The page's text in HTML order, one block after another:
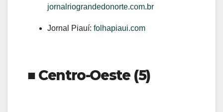
jornalriograndedonorte.com.br
Jornal Piauí: folhapiaui.com
■ Centro-Oeste (5)